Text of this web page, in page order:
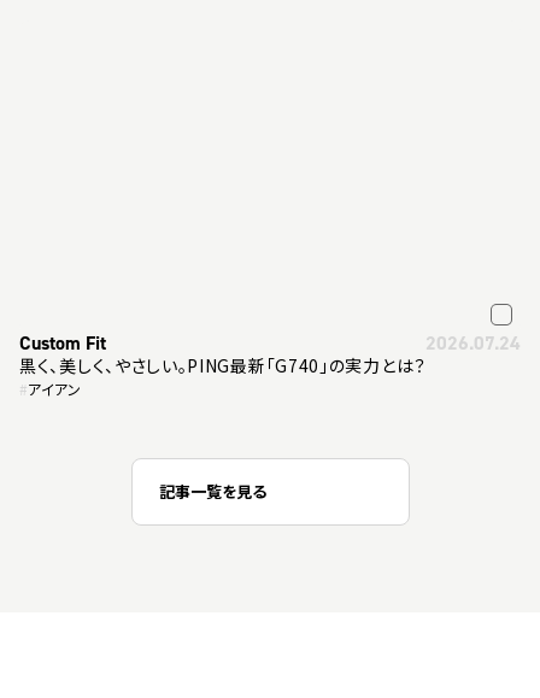
Custom Fit 2026.07.24
黒く、美しく、やさしい。PING最新「G740」の実力とは？
#アイアン
記事一覧を見る